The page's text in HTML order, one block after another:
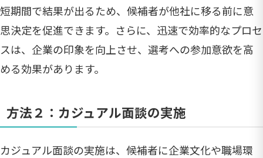
短期間で結果が出るため、候補者が他社に移る前に意
思決定を促進できます。さらに、迅速で効率的なプロセ
スは、企業の印象を向上させ、選考への参加意欲を高
める効果があります。
方法２：カジュアル面談の実施
カジュアル面談の実施は、候補者に企業文化や職場環